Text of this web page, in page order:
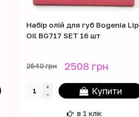
Набір олій для губ Bogenia Lip
Oil BG717 SET 16 шт
2640 грн 2508 грн
Купити
в 1 клік